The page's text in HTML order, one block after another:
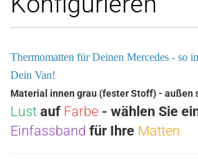
Thermomatten für Deinen Mercedes - so
Dein Van!
Material innen grau (fester Stoff) - außen
Lust auf Farbe - wählen Sie
Einfassband für Ihre Matten